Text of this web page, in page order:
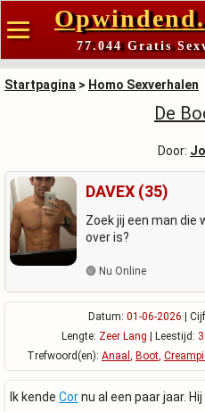
77.044 Gratis
Startpagina > Homo Sexverhalen
De
Door:
DAVEX (35)
Zoek jij een man die
over is?
🟢 Nu Online
Datum: 01-06-2026 |
Lengte: Zeer Lang | Leestijd:
Trefwoord(en): Anaal , Boot,
Ik kende Cornu al een paar jaar.